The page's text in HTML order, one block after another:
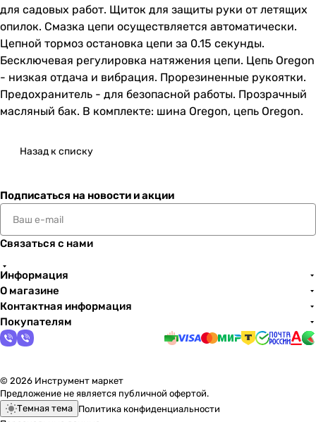
для садовых работ. Щиток для защиты руки от летящих
опилок. Смазка цепи осуществляется автоматически.
Цепной тормоз остановка цепи за 0.15 секунды.
Бесключевая регулировка натяжения цепи. Цепь Oregon
- низкая отдача и вибрация. Прорезиненные рукоятки.
Предохранитель - для безопасной работы. Прозрачный
масляный бак. В комплекте: шина Oregon, цепь Oregon.
Назад к списку
Подписаться на новости и акции
Связаться с нами
Информация
О магазине
Контактная информация
Покупателям
© 2026 Инструмент маркет
Предложение не является публичной офертой.
Темная тема Политика конфиденциальности